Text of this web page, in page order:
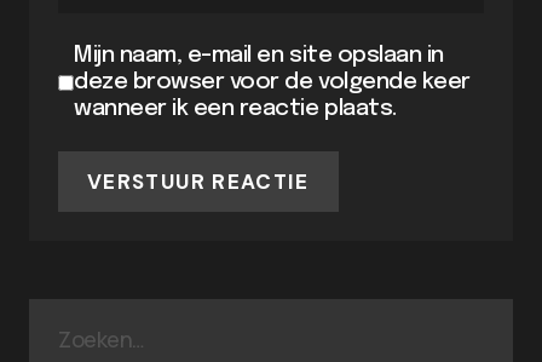
Mijn naam, e-mail en site opslaan in
deze browser voor de volgende keer
wanneer ik een reactie plaats.
VERSTUUR REACTIE